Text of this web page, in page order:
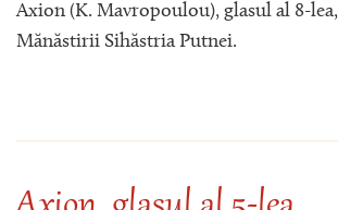
Axion (K. Mavropoulou), glasul al 8-
Mănăstirii Sihăstria Putnei.